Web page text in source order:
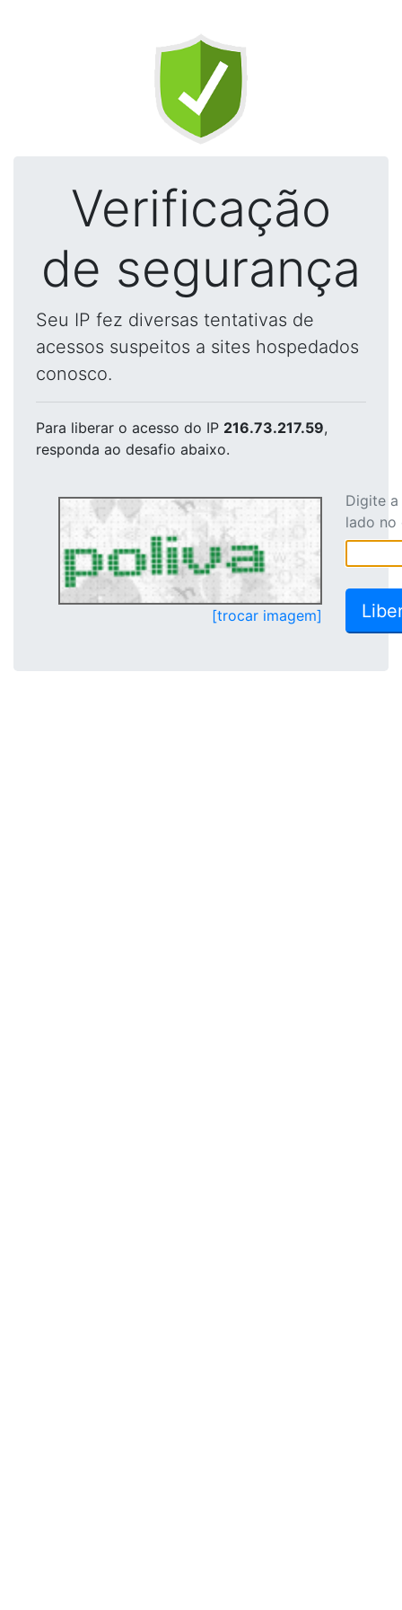
Verificação
de segurança
Seu IP fez diversas tentativas de
acessos suspeitos a sites hospedados
conosco.
Para liberar o acesso do IP 216.73.217.59,
responda ao desafio abaixo.
[trocar imagem]
Digite
lado no